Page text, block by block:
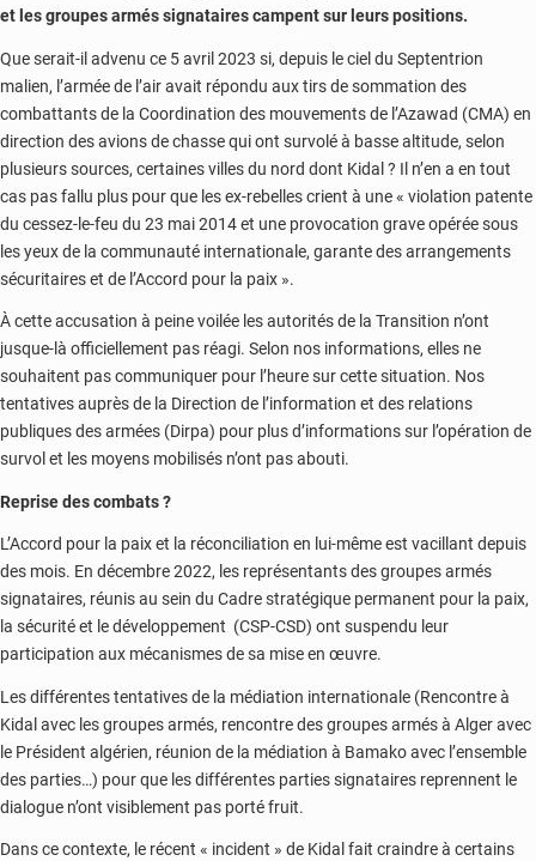
et
Burkina
Faso
et les groupes armés signataires campent sur leurs positions.
Que serait-il advenu ce 5 avril 2023 si, depuis le ciel du Septentrion
malien, l’armée de l’air avait répondu aux tirs de sommation des
combattants de la Coordination des mouvements de l’Azawad (CMA) en
direction des avions de chasse qui ont survolé à basse altitude, selon
plusieurs sources, certaines villes du nord dont Kidal ? Il n’en a en tout
cas pas fallu plus pour que les ex-rebelles crient à une « violation patente
du cessez-le-feu du 23 mai 2014 et une provocation grave opérée sous
les yeux de la communauté internationale, garante des arrangements
sécuritaires et de l’Accord pour la paix ».
À cette accusation à peine voilée les autorités de la Transition n’ont
jusque-là officiellement pas réagi. Selon nos informations, elles ne
souhaitent pas communiquer pour l’heure sur cette situation. Nos
tentatives auprès de la Direction de l’information et des relations
publiques des armées (Dirpa) pour plus d’informations sur l’opération de
survol et les moyens mobilisés n’ont pas abouti.
Reprise des combats ?
L’Accord pour la paix et la réconciliation en lui-même est vacillant depuis
des mois. En décembre 2022, les représentants des groupes armés
signataires, réunis au sein du Cadre stratégique permanent pour la paix,
la sécurité et le développement (CSP-CSD) ont suspendu leur
participation aux mécanismes de sa mise en œuvre.
Les différentes tentatives de la médiation internationale (Rencontre à
Kidal avec les groupes armés, rencontre des groupes armés à Alger avec
le Président algérien, réunion de la médiation à Bamako avec l’ensemble
des parties…) pour que les différentes parties signataires reprennent le
dialogue n’ont visiblement pas porté fruit.
Dans ce contexte, le récent « incident » de Kidal fait craindre à certains